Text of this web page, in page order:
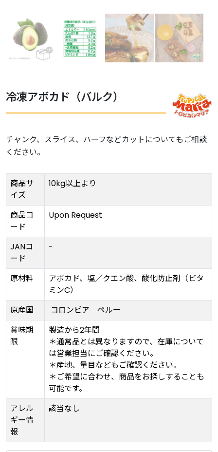
冷凍アボカド（バルク）
チャンク、スライス、ハーフなどカットについてもご相談
ください。
商品サ
イズ
10kg以上より
商品コ
ード
Upon Request
JANコ
ード
-
原材料
アボカド、塩／クエン酸、酸化防止剤（ビタ
ミンC）
原産国
コロンビア
ペルー
賞味期
限
製造から2年間
＊通常品とは異なりますので、在庫について
は営業担当にご確認ください。
＊産地、量目などもご確認ください。
＊ご希望に合わせ、商品をお探しすることも
可能です。
アレル
ギー情
報
該当なし